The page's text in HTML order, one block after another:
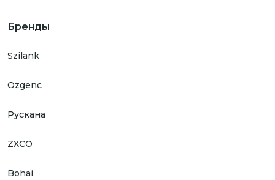
Бренды
Szilank
Ozgenc
Рускана
ZXCO
Bohai